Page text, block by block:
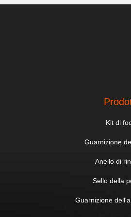
Kit di
Guarnizione
Anello di
Sello della
Guarnizione